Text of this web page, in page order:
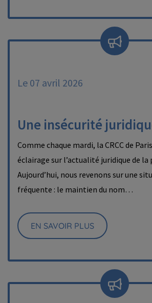
Le 07 avril 2026
Une insécurité
Comme chaque mardi, la CRCC de
éclairage sur l’actualité juridique de la
Aujourd’hui, nous revenons sur une
fréquente : le maintien du nom…
EN SAVOIR PLUS